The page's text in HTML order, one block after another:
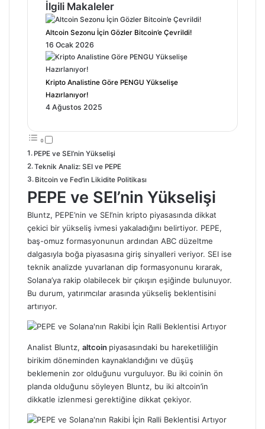
İlgili Makaleler
Altcoin Sezonu İçin Gözler Bitcoin’e Çevrildi!
16 Ocak 2026
Kripto Analistine Göre PENGU Yükselişe
Hazırlanıyor!
4 Ağustos 2025
PEPE ve SEI’nin Yükselişi
Teknik Analiz: SEI ve PEPE
Bitcoin ve Fed’in Likidite Politikası
PEPE ve SEI’nin Yükselişi
Bluntz, PEPE’nin ve SEI’nin kripto piyasasında dikkat
çekici bir yükseliş ivmesi yakaladığını belirtiyor. PEPE,
baş-omuz formasyonunun ardından ABC düzeltme
dalgasıyla boğa piyasasına giriş sinyalleri veriyor. SEI ise
teknik analizde yuvarlanan dip formasyonunu kırarak,
Solana’ya rakip olabilecek bir çıkışın eşiğinde bulunuyor.
Bu durum, yatırımcılar arasında yükseliş beklentisini
artırıyor.
Analist Bluntz, altcoin piyasasındaki bu hareketliliğin
birikim döneminden kaynaklandığını ve düşüş
beklemenin zor olduğunu vurguluyor. Bu iki coinin ön
planda olduğunu söyleyen Bluntz, bu iki altcoin’in
dikkatle izlenmesi gerektiğine dikkat çekiyor.